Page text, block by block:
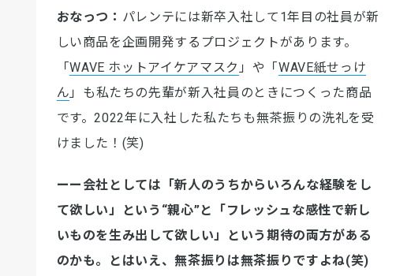
おなっつ： パレンテには新卒入社して1年目の社員が新
しい商品を企画開発するプロジェクトがあります。
「WAVE ホットアイケアマスク 」や「WAVE紙せっけ
ん 」も私たちの先輩が新入社員のときにつくった商品
です。2022年に入社した私たちも無茶振りの洗礼を受
けました！(笑)
ーー会社としては「新人のうちからいろんな経験をし
て欲しい」という“親心”と「フレッシュな感性で新し
いものを生み出して欲しい」という期待の両方がある
のかも。とはいえ、無茶振りは無茶振りですよね(笑)